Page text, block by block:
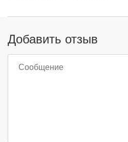
Добавить отзыв